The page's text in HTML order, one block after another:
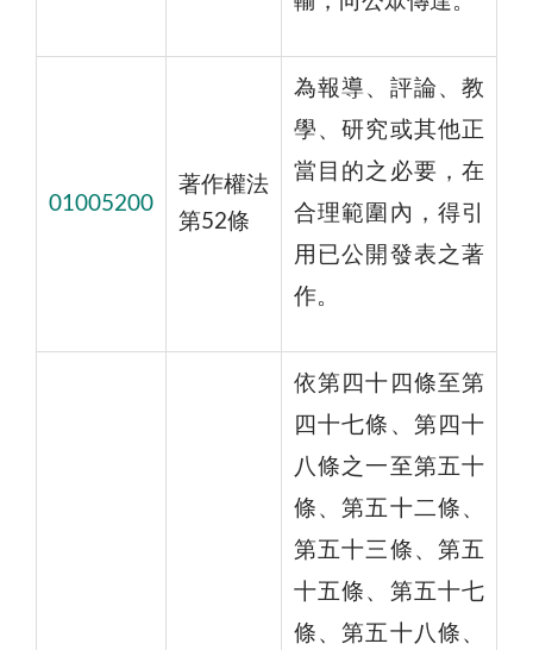
01005200
著作權法
第52條
為報導、評論、教
學、研究或其他正
當目的之必要，在
合理範圍內，得引
用已公開發表之著
作。
依第四十四條至第
四十七條、第四十
八條之一至第五十
條、第五十二條、
第五十三條、第五
十五條、第五十七
條、第五十八條、